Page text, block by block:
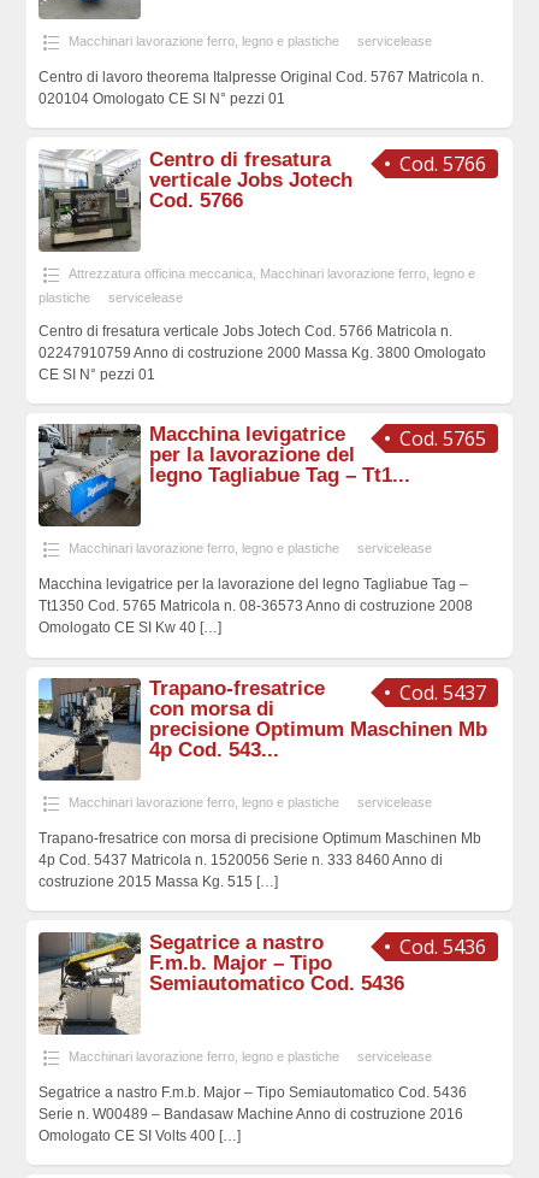
Macchinari lavorazione ferro, legno e plastiche servicelease
Centro di lavoro theorema Italpresse Original Cod. 5767 Matricola n.
020104 Omologato CE SI N° pezzi 01
Cod. 5766
Centro di fresatura
verticale Jobs Jotech
Cod. 5766
Attrezzatura officina meccanica
Macchinari lavorazione ferro, legno e
plastiche
servicelease
Centro di fresatura verticale Jobs Jotech Cod. 5766 Matricola n.
02247910759 Anno di costruzione 2000 Massa Kg. 3800 Omologato
CE SI N° pezzi 01
Cod. 5765
Macchina levigatrice
per la lavorazione del
legno Tagliabue Tag – Tt1...
Macchinari lavorazione ferro, legno e plastiche servicelease
Macchina levigatrice per la lavorazione del legno Tagliabue Tag –
Tt1350 Cod. 5765 Matricola n. 08-36573 Anno di costruzione 2008
Omologato CE SI Kw 40 […]
Cod. 5437
Trapano-fresatrice
con morsa di
precisione Optimum Maschinen Mb
4p Cod. 543...
Macchinari lavorazione ferro, legno e plastiche servicelease
Trapano-fresatrice con morsa di precisione Optimum Maschinen Mb
4p Cod. 5437 Matricola n. 1520056 Serie n. 333 8460 Anno di
costruzione 2015 Massa Kg. 515 […]
Cod. 5436
Segatrice a nastro
F.m.b. Major – Tipo
Semiautomatico Cod. 5436
Macchinari lavorazione ferro, legno e plastiche servicelease
Segatrice a nastro F.m.b. Major – Tipo Semiautomatico Cod. 5436
Serie n. W00489 – Bandasaw Machine Anno di costruzione 2016
Omologato CE SI Volts 400 […]